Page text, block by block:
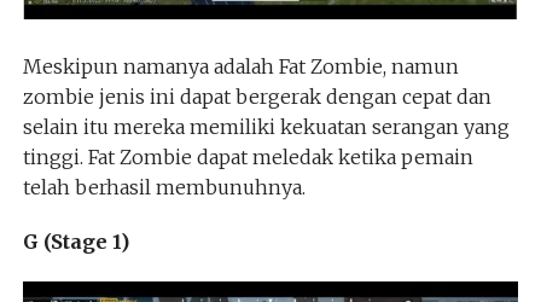
Meskipun namanya adalah Fat Zombie, namun
zombie jenis ini dapat bergerak dengan cepat dan
selain itu mereka memiliki kekuatan serangan yang
tinggi. Fat Zombie dapat meledak ketika pemain
telah berhasil membunuhnya.
G (Stage 1)